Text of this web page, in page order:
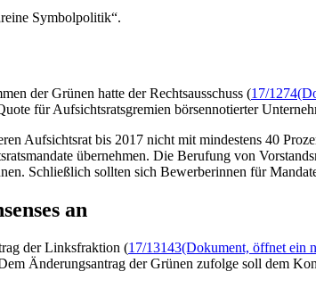
Symbolpolitik“.
der Grünen hatte der Rechtsausschuss (17/1274
für Aufsichtsratsgremien börsennotierter
Aufsichtsrat bis 2017 nicht mit mindestens 40
übernehmen. Die Berufung von
Schließlich sollten sich Bewerberinnen für
an
der Linksfraktion (17/13143(Dokument, öffnet ein
Änderungsantrag der Grünen zufolge soll dem